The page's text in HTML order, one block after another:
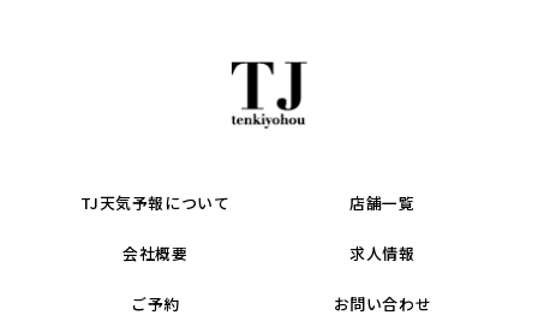
TJ天気予報について 店舗一覧
会社概要 求人情報
ご予約 お問い合わせ